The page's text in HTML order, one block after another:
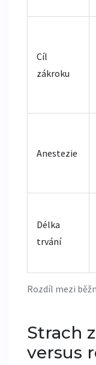
Rozdíl mezi
Cíl
zákroku
Anestezie
Délka
trvání
Strach
versus